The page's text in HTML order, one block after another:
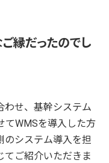
縁だったのでし
わせ、基幹システム
てWMSを導入した方
のシステム導入を担
てご紹介いただきま